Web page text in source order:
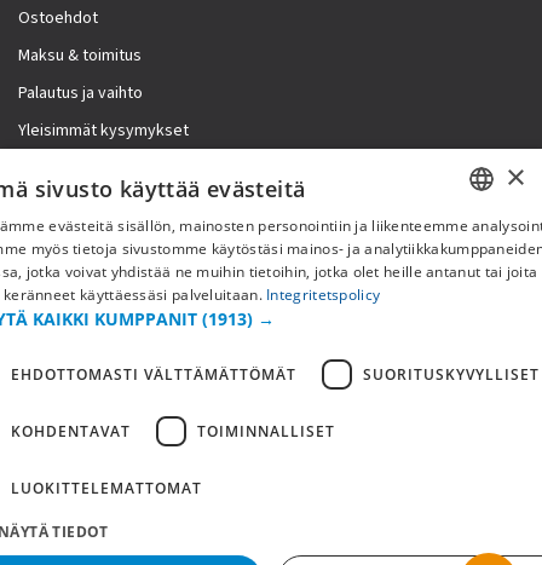
Ostoehdot
Maksu & toimitus
Palautus ja vaihto
Yleisimmät kysymykset
Lisää meistä
Yritystiedot
Copyright © 2019 This site is Licensed to 377 Sport AB
FI
×
sivusto käyttää evästeitä
evästeitä sisällön, mainosten personointiin ja liikenteemme
myös tietoja sivustomme käytöstäsi mainos- ja
jotka voivat yhdistää ne muihin tietoihin, jotka olet heille antanut tai joita
keränneet käyttäessäsi palveluitaan. Integritetspolicy
KAIKKI KUMPPANIT (1913) →
EHDOTTOMASTI VÄLTTÄMÄTTÖMÄT SUORITUSKYVYLLISET
KOHDENTAVAT TOIMINNALLISET
LUOKITTELEMATTOMAT
TIEDOT